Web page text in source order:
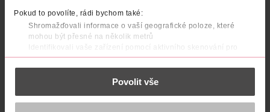
Pokud to povolíte, rádi bychom také:
Shromažďovali informace o vaší geografické poloze, které
mohou být přesné na několik metrů
Identifikovali vaše zařízení pomocí aktivního skenování pro
konkrétní charakteristiky (otisk prstu)
Zjistěte více o tom, jak zpracováváme vaše osobní údaje, a nastavte
části s podrobnostmi . Svůj souhlas můžete kdykoliv
Povolit vše
Old Spice 50 ml
109 Kč
DO KOŠÍKU DO KOŠÍKU